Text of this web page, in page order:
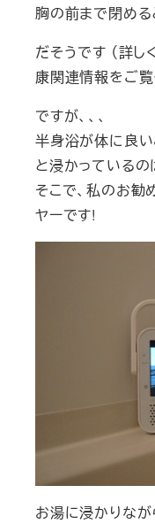
胸の前まで閉める
だそうです （詳し
康関連情報をご覧
ですが、、、
半身浴が体に良い
と浸かっているの
そこで、私のお勧
ヤーです!
お湯に浸かりなが